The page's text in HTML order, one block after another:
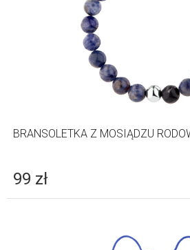
BRANSOLETKA Z MOSIĄDZU
99 zł